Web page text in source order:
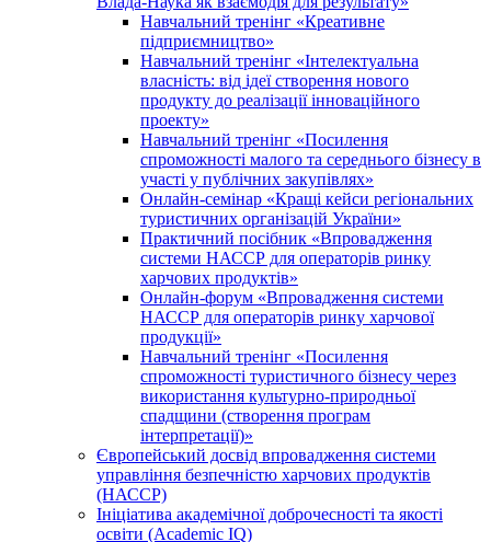
Навчальний тренінг «Креативне
підприємництво»
Навчальний тренінг «Інтелектуальна
власність: від ідеї створення нового
продукту до реалізації інноваційного
проекту»
Навчальний тренінг «Посилення
спроможності малого та середнього бізнесу в
участі у публічних закупівлях»
Онлайн-семінар «Кращі кейси регіональних
туристичних організацій України»
Практичний посібник «Впровадження
системи НАССР для операторів ринку
харчових продуктів»
Онлайн-форум «Впровадження системи
НАССР для операторів ринку харчової
продукції»
Навчальний тренінг «Посилення
спроможності туристичного бізнесу через
використання культурно-природньої
спадщини (створення програм
інтерпретації)»
Європейський досвід впровадження системи
управління безпечністю харчових продуктів
(НАССР)
Ініціатива академічної доброчесності та якості
освіти (Academic IQ)